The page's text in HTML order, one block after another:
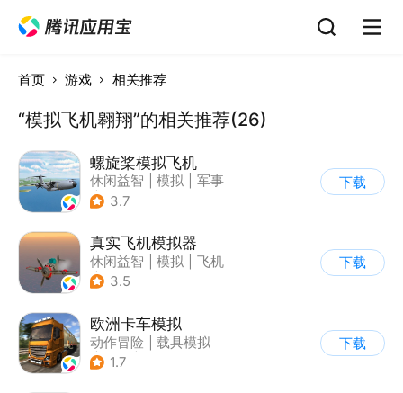
首页 游戏 相关推荐
“模拟飞机翱翔”的相关推荐(26)
螺旋桨模拟飞机
休闲益智 模拟
军事
| 剧情
3.7
下载
真实飞机模拟器
休闲益智 模拟
飞机
| 写实
3.5
下载
欧洲卡车模拟
动作冒险
载具模拟
| 汽车
1.7
下载